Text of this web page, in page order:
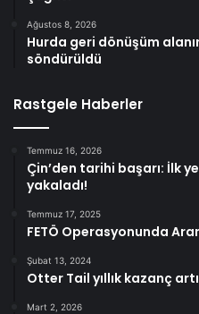
Ağustos 8, 2026
Hurda geri dönüşüm
söndürüldü
Rastgele Haberler
Temmuz 16, 2026
Çin’den tarihi başarı: İlk
yakaladı!
Temmuz 17, 2025
FETÖ Operasyonunda
Şubat 13, 2024
Otter Tail yıllık kazanç
Mart 2, 2026